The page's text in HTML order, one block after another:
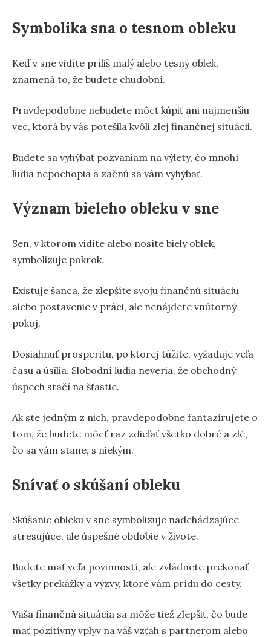
Symbolika sna o tesnom obleku
Keď v sne vidíte príliš malý alebo tesný oblek,
znamená to, že budete chudobní.
Pravdepodobne nebudete môcť kúpiť ani najmenšiu
vec, ktorá by vás potešila kvôli zlej finančnej situácii.
Budete sa vyhýbať pozvaniam na výlety, čo mnohí
ľudia nepochopia a začnú sa vám vyhýbať.
Význam bieleho obleku v sne
Sen, v ktorom vidíte alebo nosíte biely oblek,
symbolizuje pokrok.
Existuje šanca, že zlepšíte svoju finančnú situáciu
alebo postavenie v práci, ale nenájdete vnútorný
pokoj.
Dosiahnuť prosperitu, po ktorej túžite, vyžaduje veľa
času a úsilia. Slobodní ľudia neveria, že obchodný
úspech stačí na šťastie.
Ak ste jedným z nich, pravdepodobne fantazírujete o
tom, že budete môcť raz zdieľať všetko dobré a zlé,
čo sa vám stane, s niekým.
Snívať o skúšaní obleku
Skúšanie obleku v sne symbolizuje nadchádzajúce
stresujúce, ale úspešné obdobie v živote.
Budete mať veľa povinností, ale zvládnete prekonať
všetky prekážky a výzvy, ktoré vám prídu do cesty.
Vaša finančná situácia sa môže tiež zlepšiť, čo bude
mať pozitívny vplyv na váš vzťah s partnerom alebo